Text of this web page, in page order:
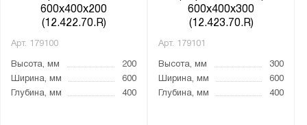
600х400х200
(12.422.70.R)
Арт. 179100
Высота, мм
200
Ширина, мм
600
Глубина, мм
400
600х400х300
(12.423.70.R)
Арт. 179101
Высота, мм
300
Ширина, мм
600
Глубина, мм
400